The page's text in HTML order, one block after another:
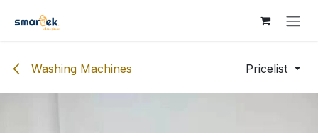
Washing Machines Pricelist